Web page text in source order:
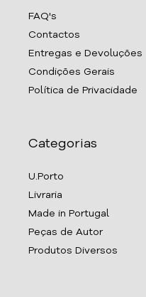
FAQ's
Contactos
Entregas e Devoluções
Condições Gerais
Política de Privacidade
Categorias
U.Porto
Livraria
Made in Portugal
Peças de Autor
Produtos Diversos